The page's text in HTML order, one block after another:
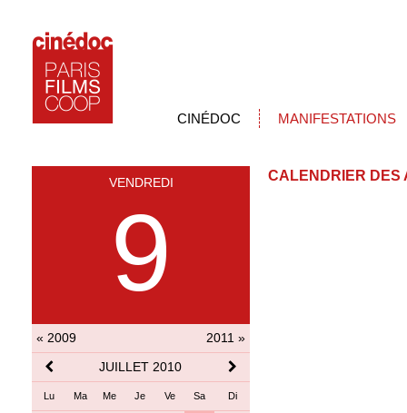
CINÉDOC MANIFESTATIONS
VENDREDI
9
« 2009
2011 »
JUILLET 2010
Lu Ma Me Je Ve Sa Di
CALENDRIER DES